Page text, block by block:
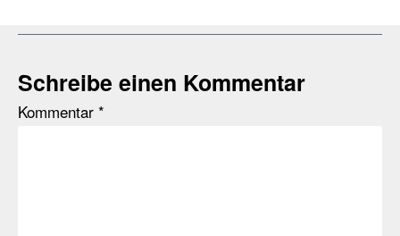
Schreibe einen Kommentar
Kommentar *